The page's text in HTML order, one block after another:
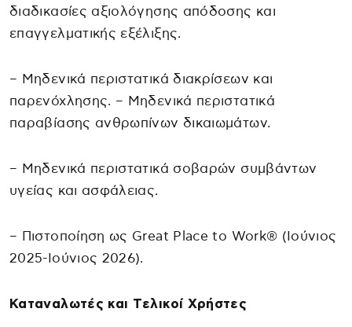
διαδικασίες αξιολόγησης απόδοσης και
επαγγελματικής εξέλιξης.
– Μηδενικά περιστατικά διακρίσεων και
παρενόχλησης. – Μηδενικά περιστατικά
παραβίασης ανθρωπίνων δικαιωμάτων.
– Μηδενικά περιστατικά σοβαρών συμβάντων
υγείας και ασφάλειας.
– Πιστοποίηση ως Great Place to Work® (Ιούνιος
2025-Ιούνιος 2026).
Καταναλωτές και Tελικοί Xρήστες